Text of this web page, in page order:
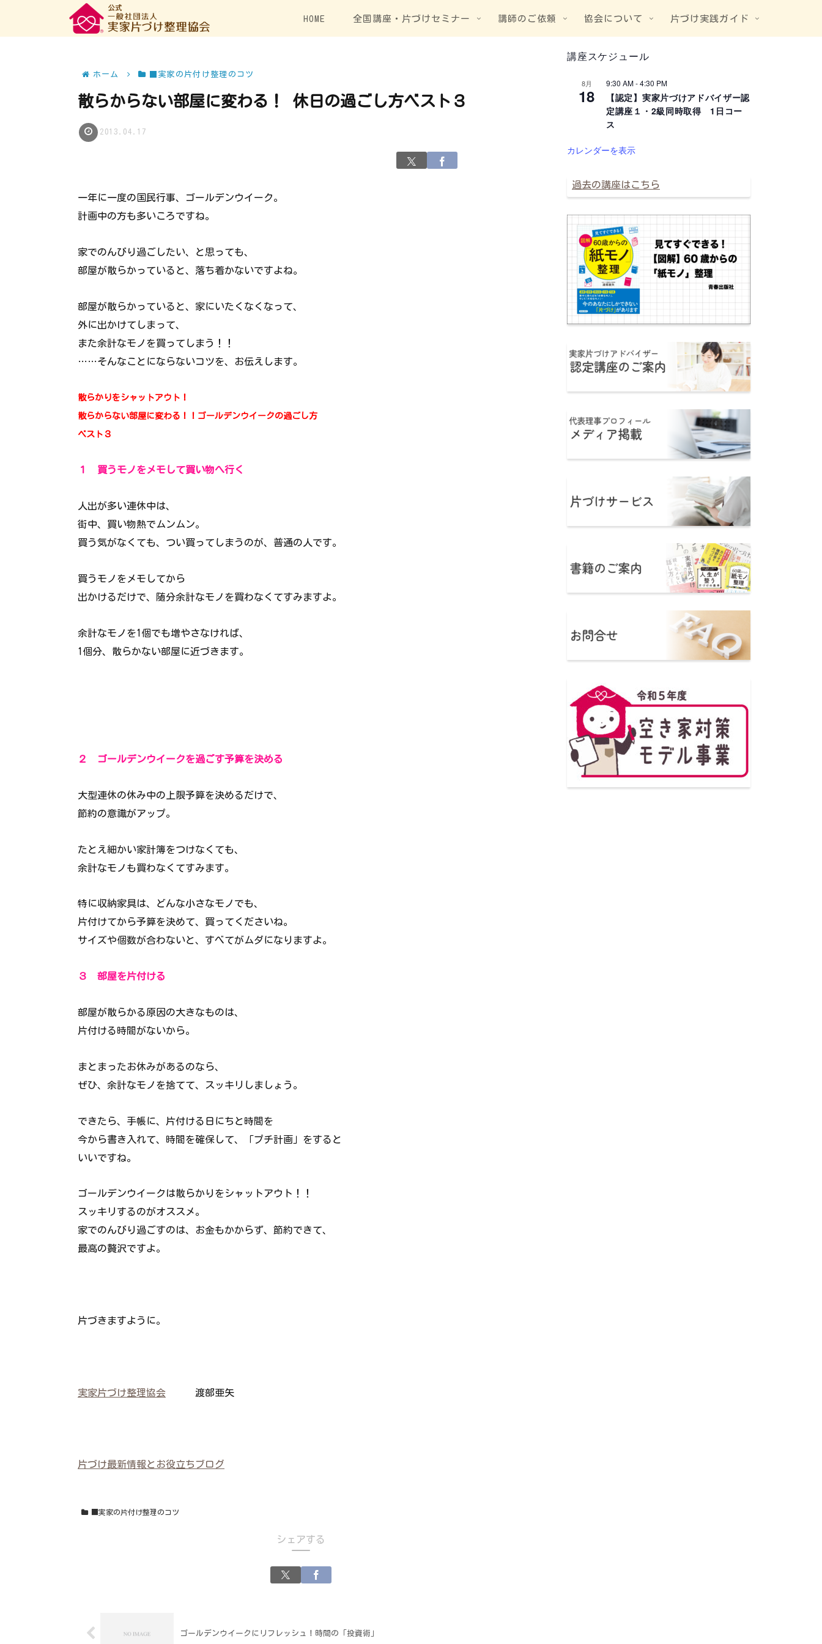
HOME 全国講座・片づけセミナー 講師のご依頼 協会について 片づけ実践ガイド
ホーム ■実家の片付け整理のコツ
散らからない部屋に変わる！ 休日の過ごし方ベスト３
2013.04.17
一年に一度の国民行事、ゴールデンウイーク。
計画中の方も多いころですね。
家でのんびり過ごしたい、と思っても、
部屋が散らかっていると、落ち着かないですよね。
部屋が散らかっていると、家にいたくなくなって、
外に出かけてしまって、
また余計なモノを買ってしまう！！
……そんなことにならないコツを、お伝えします。
散らかりをシャットアウト！
散らからない部屋に変わる！！ゴールデンウイークの過ごし方
ベスト３
１ 買うモノをメモして買い物へ行く
人出が多い連休中は、
街中、買い物熱でムンムン。
買う気がなくても、つい買ってしまうのが、普通の人です。
買うモノをメモしてから
出かけるだけで、随分余計なモノを買わなくてすみますよ。
余計なモノを1個でも増やさなければ、
1個分、散らかない部屋に近づきます。
２ ゴールデンウイークを過ごす予算を決める
大型連休の休み中の上限予算を決めるだけで、
節約の意識がアップ。
たとえ細かい家計簿をつけなくても、
余計なモノも買わなくてすみます。
特に収納家具は、どんな小さなモノでも、
片付けてから予算を決めて、買ってくださいね。
サイズや個数が合わないと、すべてがムダになりますよ。
３ 部屋を片付ける
部屋が散らかる原因の大きなものは、
片付ける時間がないから。
まとまったお休みがあるのなら、
ぜひ、余計なモノを捨てて、スッキリしましょう。
できたら、手帳に、片付ける日にちと時間を
今から書き入れて、時間を確保して、「プチ計画」をすると
いいですね。
ゴールデンウイークは散らかりをシャットアウト！！
スッキリするのがオススメ。
家でのんびり過ごすのは、お金もかからず、節約できて、
最高の贅沢ですよ。
片づきますように。
実家片づけ整理協会 渡部亜矢
片づけ最新情報とお役立ちブログ
■実家の片付け整理のコツ
シェアする
ゴールデンウイークにリフレッシュ！時間の「投資術」
講座スケジュール
8月
18
9:30 AM-4:30 PM
【認定】実家片づけアドバイザー認
定講座１・2級同時取得 1日コー
ス
カレンダーを表示
過去の講座はこちら